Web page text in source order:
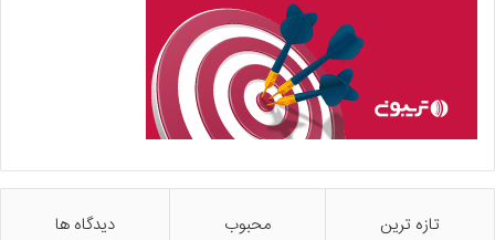
تازه ترین محبوب دیدگاه ها